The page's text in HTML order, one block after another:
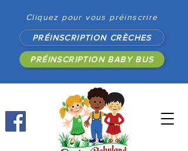
Cliquez pour vous préinscrire
PRÉINSCRIPTION CRÈCHES
PRÉINSCRIPTION BABY BUS